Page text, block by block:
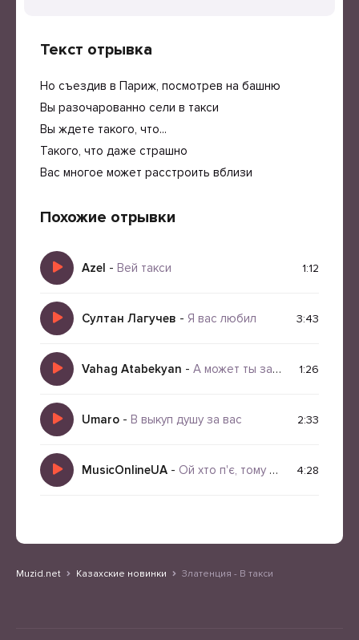
Текст отрывка
Но съездив в Париж, посмотрев на башню
Вы разочарованно сели в такси
Вы ждете такого, что...
Такого, что даже страшно
Вас многое может расстроить вблизи
Похожие отрывки
Azel - Вей такси 1:12
Султан Лагучев - Я вас любил 3:43
Vahag Atabekyan - А может ты за-раз влюбилас в Армянина 1:26
Umaro - В выкуп душу за вас 2:33
MusicOnlineUA - Ой хто п'є, тому наливайте 4:28
Muzid.net Казахские новинки Златенция - В такси